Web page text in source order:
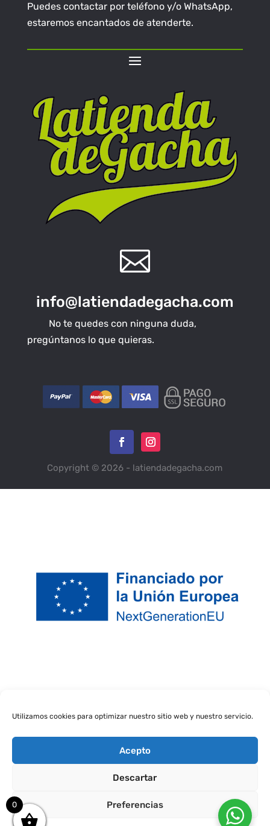
Utilizamos cookies para optimizar nuestro sitio web y nuestro servicio.
Acepto
Descartar
Preferencias
Puedes contactar por teléfono y/o WhatsApp,
estaremos encantados de atenderte.

info@latiendadegacha.com
No te quedes con ninguna duda,
pregúntanos lo que quieras.
Copyright © 2026 - latiendadegacha.com
0